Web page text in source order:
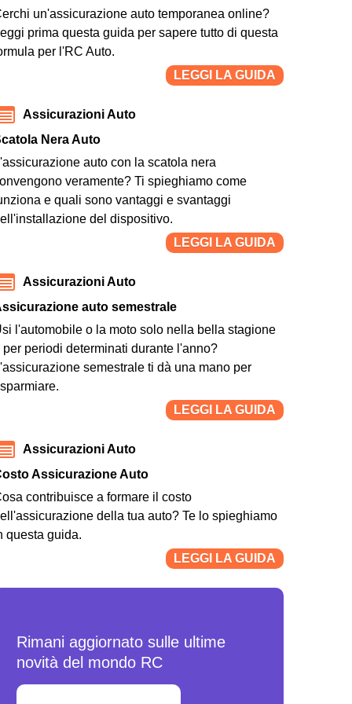
un'assicurazione auto temporanea online?
prima questa guida per sapere tutto di questa
per l'RC Auto.
LEGGI LA GUIDA
Assicurazioni Auto
Nera Auto
auto con la scatola nera
veramente? Ti spieghiamo come
e quali sono vantaggi e svantaggi
del dispositivo.
LEGGI LA GUIDA
Assicurazioni Auto
auto semestrale
l'automobile o la moto solo nella bella stagione
per periodi determinati durante l'anno?
semestrale ti dà una mano per
LEGGI LA GUIDA
Assicurazioni Auto
Assicurazione Auto
contribuisce a formare il costo
della tua auto? Te lo spieghiamo
questa guida.
LEGGI LA GUIDA
Rimani aggiornato sulle ultime
novità del mondo RC